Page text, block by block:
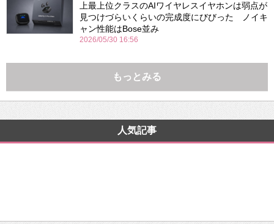
上最上位クラスのAIワイヤレスイヤホンは弱点が
見つけづらいくらいの完成度にびびった ノイキ
ャン性能はBose並み
2026/05/30 16:56
もっとみる
人気記事